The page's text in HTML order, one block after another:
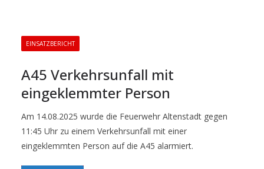
EINSATZBERICHT
A45 Verkehrsunfall mit
eingeklemmter Person
Am 14.08.2025 wurde die Feuerwehr Altenstadt gegen
11:45 Uhr zu einem Verkehrsunfall mit einer
eingeklemmten Person auf die A45 alarmiert.